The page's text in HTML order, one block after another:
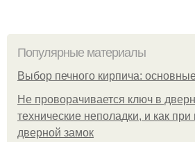
Популярные материалы
Выбор печного кирпича:
Не проворачивается ключ в
технические неполадки, и как при
дверной замок